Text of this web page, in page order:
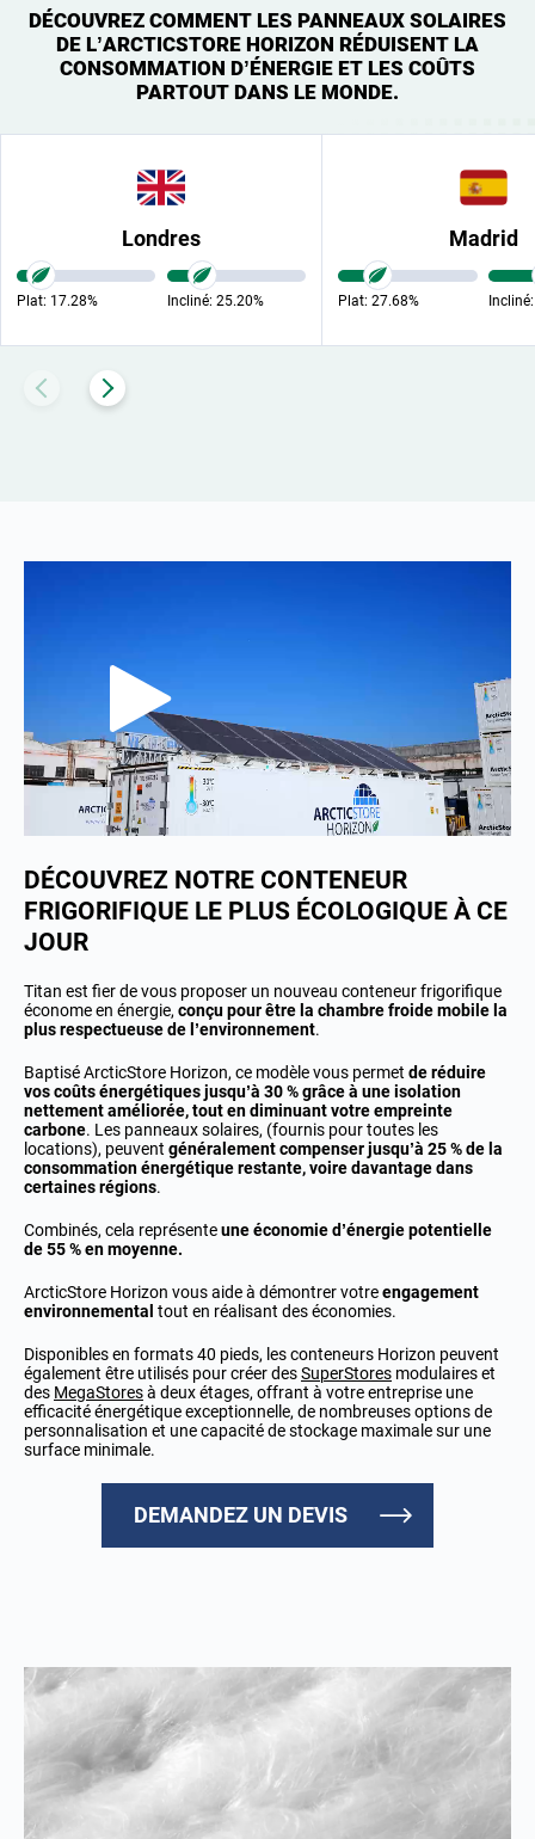
DÉCOUVREZ COMMENT LES PANNEAUX SOLAIRES
DE L’ARCTICSTORE HORIZON RÉDUISENT LA
CONSOMMATION D’ÉNERGIE ET LES COÛTS
PARTOUT DANS LE MONDE.
Londres
Plat: 17.28% Incliné: 25.20%
Madrid
Plat:27.68%
DÉCOUVREZ NOTRE CONTENEUR
FRIGORIFIQUE LE PLUS ÉCOLOGIQUE À CE
JOUR
Titan est fier de vous proposer un nouveau conteneur frigorifique
économe en énergie,conçu pour être la chambre froide mobile la
plus respectueuse de l’environnement.
Baptisé ArcticStore Horizon, ce modèle vous permet de réduire
vos coûts énergétiques jusqu’à 30 % grâce à une isolation
nettement améliorée, tout en diminuant votre empreinte
carbone. Les panneaux solaires, (fournis pour toutes les
locations), peuvent généralement compenser jusqu’à 25 % de la
consommation énergétique restante, voire davantage dans
certaines régions.
Combinés, cela représenteune économie d’énergie potentielle
de 55 % en moyenne.
ArcticStore Horizon vous aide à démontrer votreengagement
environnemental tout en réalisant des économies.
Disponibles en formats 40 pieds, les conteneurs Horizon peuvent
également être utilisés pour créer desSuperStores modulaires et
des MegaStoresà deux étages, offrant à votre entreprise une
efficacité énergétique exceptionnelle, de nombreuses options de
personnalisation et une capacité de stockage maximale sur une
surface minimale.
DEMANDEZ UN DEVIS